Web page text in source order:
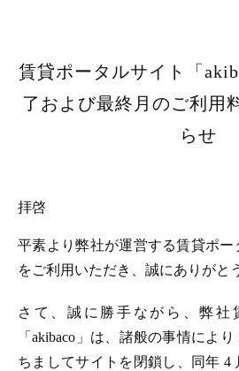
賃貸ポータルサイト「
了および最終月のご利用
らせ
拝啓
平素より弊社が運営する賃貸ポー
をご利用いただき、誠にありがと
さて、誠に勝手ながら、弊社
「akibaco」は、諸般の事情によ
ちましてサイトを閉鎖し、同年 4